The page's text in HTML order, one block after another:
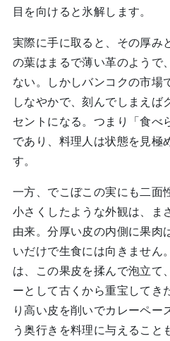
目を向けると氷解します。
実際に手に取ると、その厚み
の葉はまるで薄い革のようで
ない。しかしバンコクの市場
しなやかで、刻んでしまえば
セントになる。つまり「食べ
であり、料理人は状態を見極
す。
一方、でこぼこの実にも二面
小さくしたような外観は、ま
由来。分厚い皮の内側に果肉
いだけで生食には向きません
は、この果皮を揉んで泡立て
ーとして古くから重宝してき
り高い皮を削いでカレーペー
う奥行きを料理に与えること